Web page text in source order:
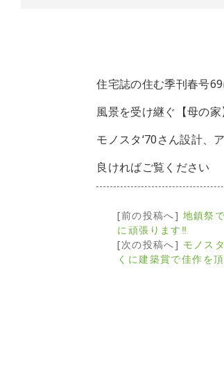
住宅誌の住む季刊春号
風景を受け継ぐ【母の家
モノスタ‘70さん設計、
良ければご覧ください
[前の投稿へ] 地鎮祭
に頑張ります‼
[次の投稿へ] モノス
くに建築賞で佳作を